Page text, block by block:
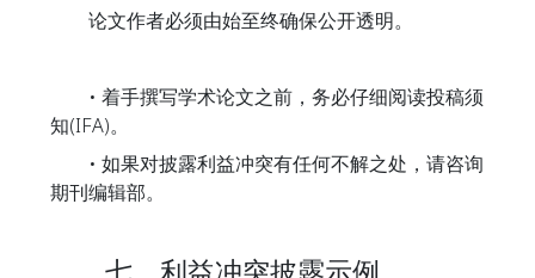
论文作者必须由始至终确保公开透明。
• 着手撰写学术论文之前，务必仔细阅读投稿须
知(IFA)。
• 如果对披露利益冲突有任何不解之处，请咨询
期刊编辑部。